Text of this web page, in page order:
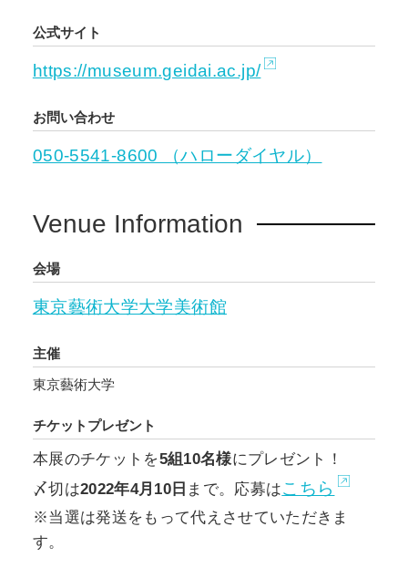
公式サイト
https://museum.geidai.ac.jp/
お問い合わせ
050-5541-8600 （ハローダイヤル）
Venue Information
会場
東京藝術大学大学美術館
主催
東京藝術大学
チケットプレゼント
本展のチケットを5組10名様にプレゼント！
〆切は2022年4月10日 まで。応募はこちら
※当選は発送をもって代えさせていただきま
す。